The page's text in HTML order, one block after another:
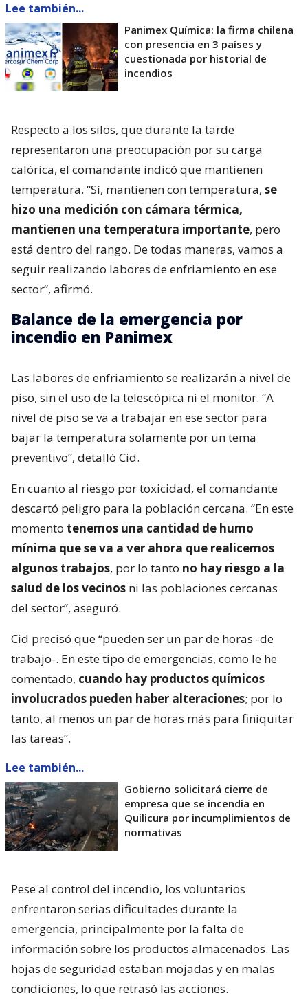
Lee también...
Panimex Química: la firma chilena
con presencia en 3 países y
cuestionada por historial de
incendios
Respecto a los silos, que durante la tarde
representaron una preocupación por su carga
calórica, el comandante indicó que mantienen
temperatura. “Sí, mantienen con temperatura, se
hizo una medición con cámara térmica,
mantienen una temperatura importante, pero
está dentro del rango. De todas maneras, vamos a
seguir realizando labores de enfriamiento en ese
sector”, afirmó.
Balance de la emergencia por
incendio en Panimex
Las labores de enfriamiento se realizarán a nivel de
piso, sin el uso de la telescópica ni el monitor. “A
nivel de piso se va a trabajar en ese sector para
bajar la temperatura solamente por un tema
preventivo”, detalló Cid.
En cuanto al riesgo por toxicidad, el comandante
descartó peligro para la población cercana. “En este
momento tenemos una cantidad de humo
mínima que se va a ver ahora que realicemos
algunos trabajos, por lo tanto no hay riesgo a la
salud de los vecinos ni las poblaciones cercanas
del sector”, aseguró.
Cid precisó que “pueden ser un par de horas -de
trabajo-. En este tipo de emergencias, como le he
comentado, cuando hay productos químicos
involucrados pueden haber alteraciones; por lo
tanto, al menos un par de horas más para finiquitar
las tareas”.
Lee también...
Gobierno solicitará cierre de
empresa que se incendia en
Quilicura por incumplimientos de
normativas
Pese al control del incendio, los voluntarios
enfrentaron serias dificultades durante la
emergencia, principalmente por la falta de
información sobre los productos almacenados. Las
hojas de seguridad estaban mojadas y en malas
condiciones, lo que retrasó las acciones.